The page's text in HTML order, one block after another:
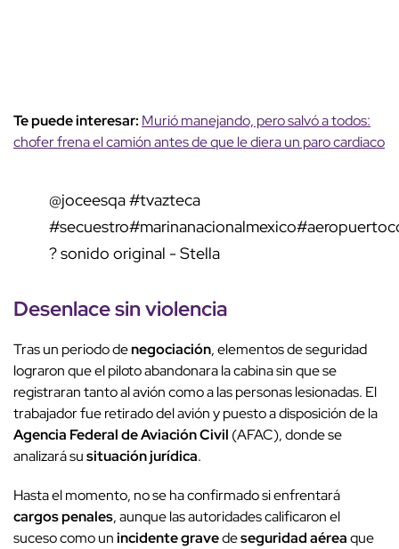
Te puede interesar: Murió manejando, pero salvó a todos:
chofer frena el camión antes de que le diera un paro cardiaco
@joceesqa#tvazteca
#secuestro#marinanacionalmexico
? sonido original - Stella
Desenlace sin violencia
Tras un periodo denegociación, elementos de seguridad
lograron que el piloto abandonara la cabina sin que se
registraran tanto al avión como a las personas lesionadas. El
trabajador fue retirado del avión y puesto a disposición de la
Agencia Federal de Aviación Civil (AFAC), donde se
analizará susituación jurídica.
Hasta el momento, no se ha confirmado si enfrentará
cargos penales, aunque las autoridades calificaron el
suceso como unincidente gravedeseguridad aéreaque